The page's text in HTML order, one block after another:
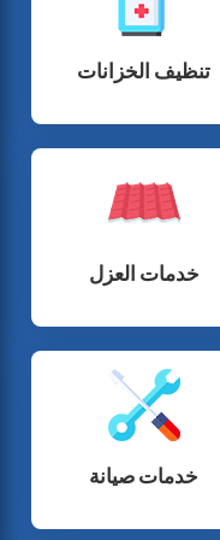
تنظيف الخزانات
خدمات العزل
خدمات صيانة